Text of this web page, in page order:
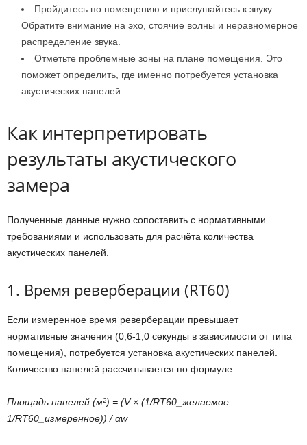
Пройдитесь по помещению и прислушайтесь к звуку.
Обратите внимание на эхо, стоячие волны и неравномерное
распределение звука.
Отметьте проблемные зоны на плане помещения. Это
поможет определить, где именно потребуется установка
акустических панелей.
Как интерпретировать
результаты акустического
замера
Полученные данные нужно сопоставить с нормативными
требованиями и использовать для расчёта количества
акустических панелей.
1. Время реверберации (RT60)
Если измеренное время реверберации превышает
нормативные значения (0,6-1,0 секунды в зависимости от типа
помещения), потребуется установка акустических панелей.
Количество панелей рассчитывается по формуле:
Площадь панелей (м²) = (V × (1/RT60_желаемое —
1/RT60_измеренное)) / αw